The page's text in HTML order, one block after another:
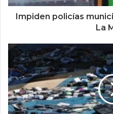
Impiden policías
La